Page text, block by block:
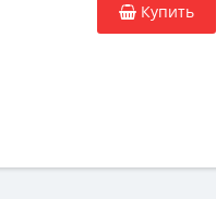
Купить